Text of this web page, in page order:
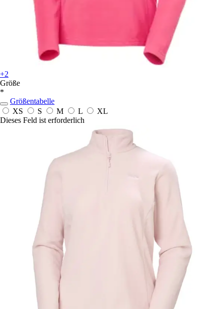
+2
Größe
*
Größentabelle
XS
S M L
XL
Dieses Feld ist erforderlich